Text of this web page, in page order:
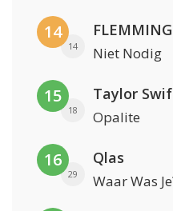
14
14 Niet Nodig
15
18
Taylor
Opalite
16
29
Qlas
Waar Was